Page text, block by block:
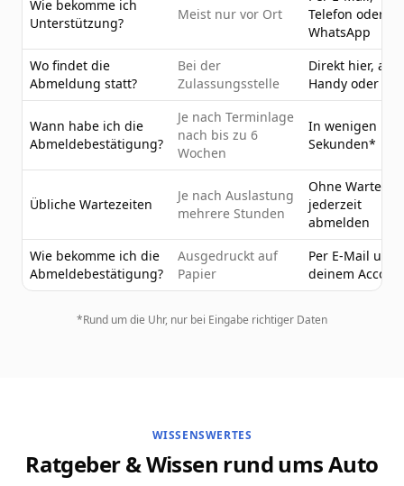
Wie bekomme ich
Unterstützung?
Meist nur vor Ort
Telefon oder
WhatsApp
Wo findet die
Abmeldung statt?
Bei der
Zulassungsstelle
Direkt hier, am
Handy oder PC
Wann habe ich die
Abmeldebestätigung?
Je nach Terminlage
nach bis zu 6
Wochen
In wenigen
Sekunden*
Übliche Wartezeiten
Je nach Auslastung
mehrere Stunden
Ohne Wartezeit
jederzeit
abmelden
Wie bekomme ich die
Abmeldebestätigung?
Ausgedruckt auf
Papier
Per E-Mail und
deinem
*Rund um die Uhr, nur bei Eingabe richtiger Daten
WISSENSWERTES
Ratgeber & Wissen rund ums Auto